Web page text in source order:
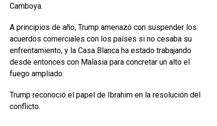
Camboya.
A principios de año, Trump amenazó con suspender los
acuerdos comerciales con los países si no cesaba su
enfrentamiento, y la Casa Blanca ha estado trabajando
desde entonces con Malasia para concretar un alto el
fuego ampliado.
Trump reconoció el papel de Ibrahim en la resolución del
conflicto.